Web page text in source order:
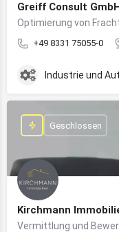
Greiff Consult
+49 8331 75055-0
Industrie und
Kirchmann
Geschlossen